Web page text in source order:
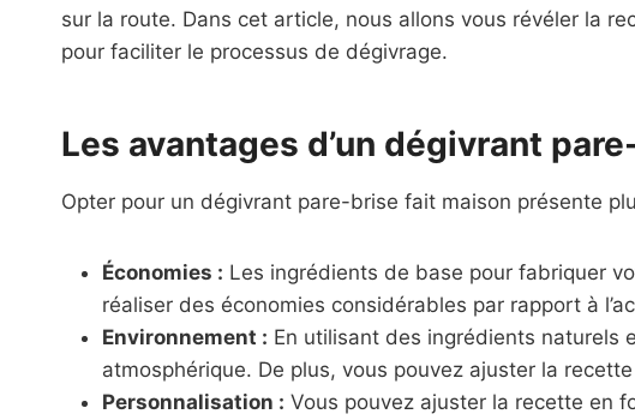
sur la route. Dans cet article, nous allons vous révéler la
pour faciliter le processus de dégivrage.
Les avantages d’un dégivrant
Opter pour un dégivrant pare-brise fait maison présente
Économies : Les ingrédients de base pour fabriquer
réaliser des économies considérables par rapport à
Environnement : En utilisant des ingrédients naturels
atmosphérique. De plus, vous pouvez ajuster la
Personnalisation : Vous pouvez ajuster la recette en